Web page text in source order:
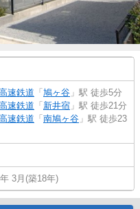
速鉄道 「鳩ヶ谷 」駅 徒歩5分
速鉄道 「新井宿 」駅 徒歩21分
速鉄道 「南鳩ヶ谷 」駅 徒歩23
3月(築18年)